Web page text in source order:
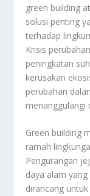
green building
solusi penting
terhadap
Krisis
peningkatan
kerusakan
perubahan
menanggulangi
Green building
ramah
Pengurangan
daya alam
dirancang